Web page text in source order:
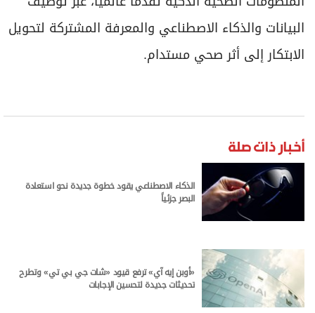
البيانات والذكاء الاصطناعي والمعرفة المشتركة لتحويل
الابتكار إلى أثر صحي مستدام.
أخبار ذات صلة
الذكاء الاصطناعي يقود خطوة جديدة نحو استعادة
البصر جزئياً
«أوبن إيه آي» ترفع قيود «شات جي بي تي» وتطرح
تحديثات جديدة لتحسين الإجابات